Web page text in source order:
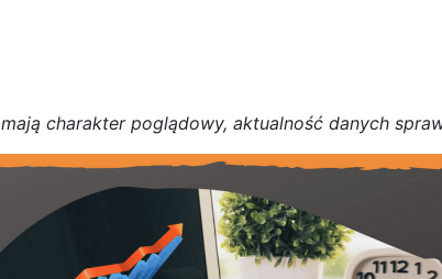
mają charakter poglądowy, aktualność danych spra